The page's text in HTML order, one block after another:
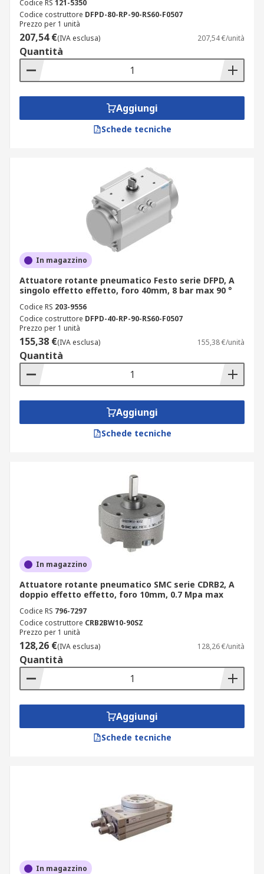
Codice RS 121-5350
Codice costruttore DFPD-80-RP-90-RS60-F0507
Prezzo per 1 unità
207,54 €(IVA esclusa) 207,54 €/unità
Quantità
Aggiungi
Schede tecniche
In magazzino
Attuatore rotante pneumatico Festo serie DFPD, A
singolo effetto effetto, foro 40mm, 8 bar max 90 °
Codice RS 203-9556
Codice costruttore DFPD-40-RP-90-RS60-F0507
Prezzo per 1 unità
155,38 €(IVA esclusa) 155,38 €/unità
Quantità
Aggiungi
Schede tecniche
In magazzino
Attuatore rotante pneumatico SMC serie CDRB2, A
doppio effetto effetto, foro 10mm, 0.7 Mpa max
Codice RS 796-7297
Codice costruttore CRB2BW10-90SZ
Prezzo per 1 unità
128,26 €(IVA esclusa) 128,26 €/unità
Quantità
Aggiungi
Schede tecniche
In magazzino